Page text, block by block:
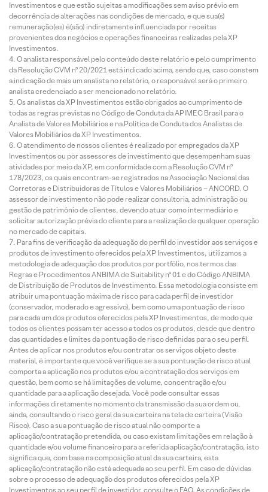
Investimentos e que estão sujeitas a modificações sem aviso prévio em
decorrência de alterações nas condições de mercado, e que sua(s)
remuneração(es) é(são) indiretamente influenciada por receitas
provenientes dos negócios e operações financeiras realizadas pela XP
Investimentos.
O analista responsável pelo conteúdo deste relatório e pelo cumprimento
da Resolução CVM nº 20/2021 está indicado acima, sendo que, caso constem
a indicação de mais um analista no relatório, o responsável será o primeiro
analista credenciado a ser mencionado no relatório.
Os analistas da XP Investimentos estão obrigados ao cumprimento de
todas as regras previstas no Código de Conduta da APIMEC Brasil para o
Analista de Valores Mobiliários e na Política de Conduta dos Analistas de
Valores Mobiliários da XP Investimentos.
O atendimento de nossos clientes é realizado por empregados da XP
Investimentos ou por assessores de investimento que desempenham suas
atividades por meio da XP, em conformidade com a Resolução CVM nº
178/2023, os quais encontram-se registrados na Associação Nacional das
Corretoras e Distribuidoras de Títulos e Valores Mobiliários – ANCORD. O
assessor de investimento não pode realizar consultoria, administração ou
gestão de patrimônio de clientes, devendo atuar como intermediário e
solicitar autorização prévia do cliente para a realização de qualquer operação
no mercado de capitais.
Para fins de verificação da adequação do perfil do investidor aos serviços e
produtos de investimento oferecidos pela XP Investimentos, utilizamos a
metodologia de adequação dos produtos por portfólio, nos termos das
Regras e Procedimentos ANBIMA de Suitability nº 01 e do Código ANBIMA
de Distribuição de Produtos de Investimento. Essa metodologia consiste em
atribuir uma pontuação máxima de risco para cada perfil de investidor
(conservador, moderado e agressivo), bem como uma pontuação de risco
para cada um dos produtos oferecidos pela XP Investimentos, de modo que
todos os clientes possam ter acesso a todos os produtos, desde que dentro
das quantidades e limites da pontuação de risco definidas para o seu perfil.
Antes de aplicar nos produtos e/ou contratar os serviços objeto deste
material, é importante que você verifique se a sua pontuação de risco atual
comporta a aplicação nos produtos e/ou a contratação dos serviços em
questão, bem como se há limitações de volume, concentração e/ou
quantidade para a aplicação desejada. Você pode consultar essas
informações diretamente no momento da transmissão da sua ordem ou,
ainda, consultando o risco geral da sua carteira na tela de carteira (Visão
Risco). Caso a sua pontuação de risco atual não comporte a
aplicação/contratação pretendida, ou caso existam limitações em relação à
quantidade e/ou volume financeiro para a referida aplicação/contratação, isto
significa que, com base na composição atual da sua carteira, esta
aplicação/contratação não está adequada ao seu perfil. Em caso de dúvidas
sobre o processo de adequação dos produtos oferecidos pela XP
Investimentos ao seu perfil de investidor, consulte o FAQ. As condições de